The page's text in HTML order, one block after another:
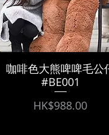
咖啡色大熊啤啤毛公
#BE001
Price
HK$988.00